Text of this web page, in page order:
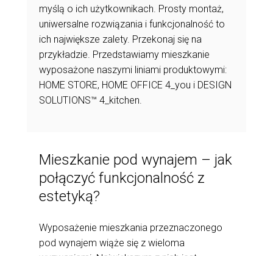
myślą o ich użytkownikach. Prosty montaż,
uniwersalne rozwiązania i funkcjonalność to
ich największe zalety. Przekonaj się na
przykładzie. Przedstawiamy mieszkanie
wyposażone naszymi liniami produktowymi:
HOME STORE, HOME OFFICE 4_you i DESIGN
SOLUTIONS™ 4_kitchen.
Mieszkanie pod wynajem – jak
połączyć funkcjonalność z
estetyką?
Wyposażenie mieszkania przeznaczonego
pod wynajem wiąże się z wieloma